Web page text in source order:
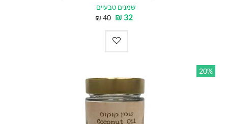
שמנים טבעיים
32
₪
40
₪
20%